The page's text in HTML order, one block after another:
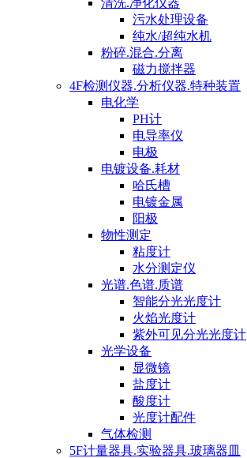
清洗.净化仪器
污水处理设备
纯水/超纯水机
粉碎.混合.分离
磁力搅拌器
4F检测仪器.分析仪器.特种装置
电化学
PH计
电导率仪
电极
电镀设备.耗材
哈氏槽
电镀金属
阳极
物性测定
粘度计
水分测定仪
光谱.色谱.质谱
智能分光光度计
火焰光度计
紫外可见分光光度计
光学设备
显微镜
盐度计
酸度计
光度计配件
气体检测
5F计量器具.实验器具.玻璃器皿